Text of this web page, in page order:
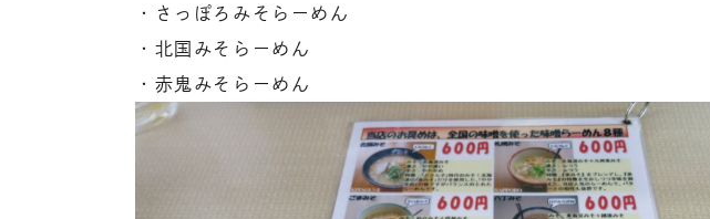
・さっぽろみそらーめん
・北国みそらーめん
・赤鬼みそらーめん